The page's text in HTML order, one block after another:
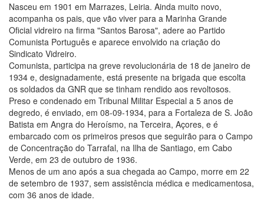
Nasceu em 1901 em Marrazes, Leiria. Ainda muito novo,
acompanha os pais, que vão viver para a Marinha Grande
Oficial vidreiro na firma "Santos Barosa", adere ao Partido
Comunista Português e aparece envolvido na criação do
Sindicato Vidreiro.
Comunista, participa na greve revolucionária de 18 de janeiro de
1934 e, designadamente, está presente na brigada que escolta
os soldados da GNR que se tinham rendido aos revoltosos.
Preso e condenado em Tribunal Militar Especial a 5 anos de
degredo, é enviado, em 08-09-1934, para a Fortaleza de S. João
Batista em Angra do Heroísmo, na Terceira, Açores, e é
embarcado com os primeiros presos que seguirão para o Campo
de Concentração do Tarrafal, na Ilha de Santiago, em Cabo
Verde, em 23 de outubro de 1936.
Menos de um ano após a sua chegada ao Campo, morre em 22
de setembro de 1937, sem assistência médica e medicamentosa,
com 36 anos de idade.